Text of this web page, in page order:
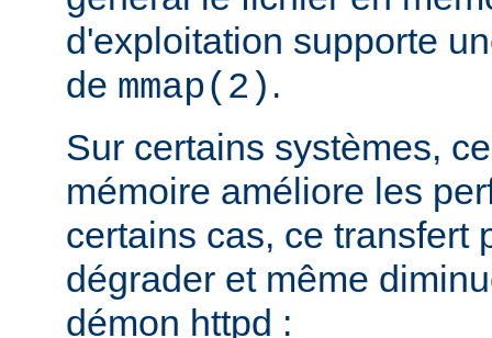
d'exploitation supporte
de mmap(2) .
Sur certains systèmes,
mémoire améliore les
certains cas, ce transfert
dégrader et même
démon httpd :